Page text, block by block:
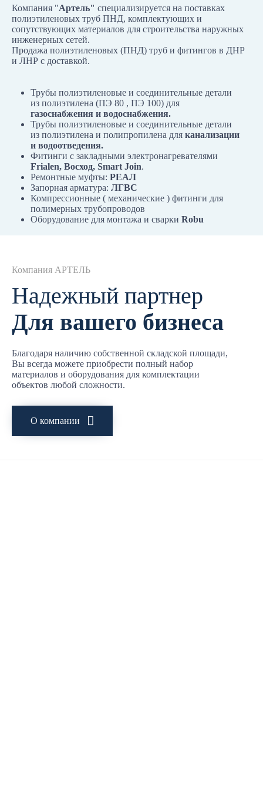
Компания "Артель" специализируется на поставках
полиэтиленовых труб ПНД, комплектующих и
сопутствующих материалов для строительства наружных
инженерных сетей.
Продажа полиэтиленовых (ПНД) труб и фитингов в ДНР
и ЛНР с доставкой.
Трубы полиэтиленовые и соединительные детали
из полиэтилена (ПЭ 80 , ПЭ 100) для
газоснабжения и водоснабжения.
Трубы полиэтиленовые и соединительные детали
из полиэтилена и полипропилена для канализации
и водоотведения.
Фитинги с закладными электронагревателями
Frialen, Восход, Smart Join.
Ремонтные муфты: РЕАЛ
Запорная арматура: ЛГВС
Компрессионные ( механические ) фитинги для
полимерных трубопроводов
Оборудование для монтажа и сварки Robu
Компания АРТЕЛЬ
Надежный партнер
Для вашего бизнеса
Благодаря наличию собственной складской площади,
Вы всегда можете приобрести полный набор
материалов и оборудования для комплектации
объектов любой сложности.
О компании